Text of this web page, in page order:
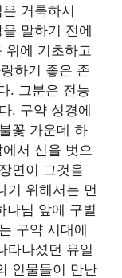
거룩하시
말하기 전에
위에 기초하고
하기 좋은 존
. 그분은 전능
. 구약 성경에
꽃 가운데 하
서 신을 벗으
면이 그것을
기 위해서는 먼
나님 앞에 구별
구약 시대에
타나셨던 유일
인물들이 만난